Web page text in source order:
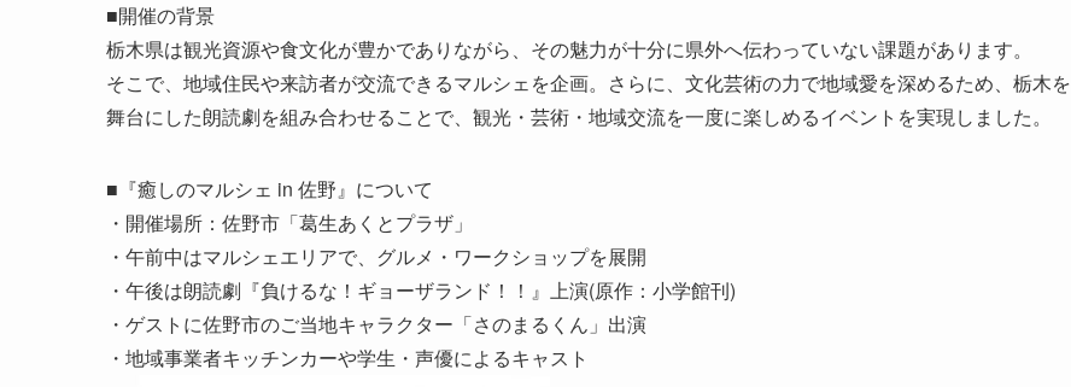
■開催の背景
栃木県は観光資源や食文化が豊かでありながら、その魅力が十分に県外へ伝わっていない課題があります。
そこで、地域住民や来訪者が交流できるマルシェを企画。さらに、文化芸術の力で地域愛を深めるため、栃木を
舞台にした朗読劇を組み合わせることで、観光・芸術・地域交流を一度に楽しめるイベントを実現しました。
■『癒しのマルシェ in 佐野』について
・開催場所：佐野市「葛生あくとプラザ」
・午前中はマルシェエリアで、グルメ・ワークショップを展開
・午後は朗読劇『負けるな！ギョーザランド！！』上演(原作：小学館刊)
・ゲストに佐野市のご当地キャラクター「さのまるくん」出演
・地域事業者キッチンカーや学生・声優によるキャスト